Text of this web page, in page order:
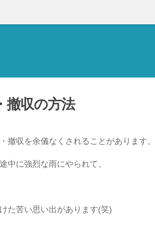
撤収の方法
撤収を余儀なくされることがあります。
中に強烈な雨にやられて、
た苦い思い出があります(笑)